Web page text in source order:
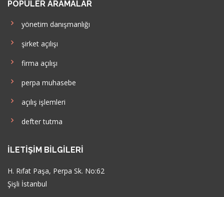
POPÜLER ARAMALAR
yönetim danışmanlığı
şirket açılışı
firma açılışı
perpa muhasebe
açılış işlemleri
defter tutma
İLETIŞIM BILGILERI
H. Rıfat Paşa, Perpa Sk. No:62
Şişli İstanbul